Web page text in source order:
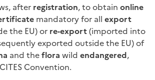
after registration, to obtain online
mandatory for all export
the EU) or re-export(imported into
exported outside the EU) of
and theflora wild endangered,
Convention.